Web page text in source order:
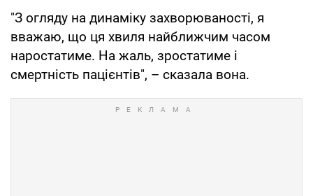
"З огляду на динаміку захворюваності, я
вважаю, що ця хвиля найближчим часом
наростатиме. На жаль, зростатиме і
смертність пацієнтів", – сказала вона.